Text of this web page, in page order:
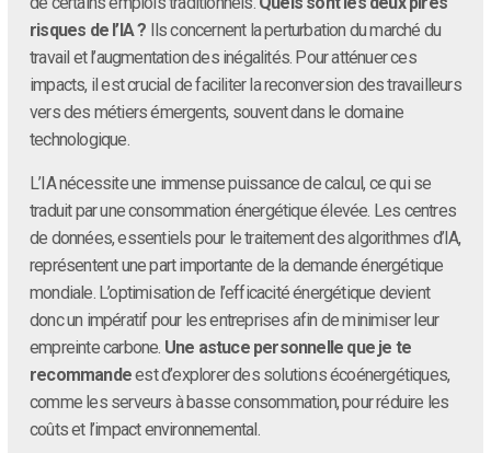
risques de l’IA ? Ils concernent la perturbation du marché du
travail et l’augmentation des inégalités. Pour atténuer ces
impacts, il est crucial de faciliter la reconversion des travailleurs
vers des métiers émergents, souvent dans le domaine
technologique.
L’IA nécessite une immense puissance de calcul, ce qui se
traduit par une consommation énergétique élevée. Les centres
de données, essentiels pour le traitement des algorithmes d’IA,
représentent une part importante de la demande énergétique
mondiale. L’optimisation de l’efficacité énergétique devient
donc un impératif pour les entreprises afin de minimiser leur
empreinte carbone. Une astuce personnelle que je te
recommandeest d’explorer des solutions écoénergétiques,
comme les serveurs à basse consommation, pour réduire les
coûts et l’impact environnemental.